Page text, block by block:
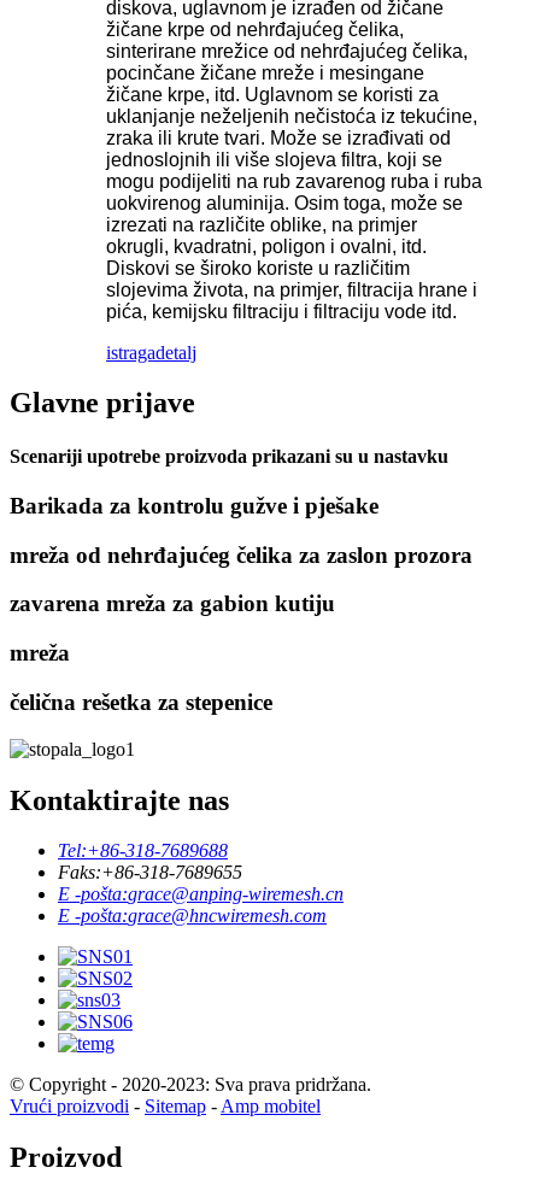
diskova, uglavnom je izrađen od žičane
žičane krpe od nehrđajućeg čelika,
sinterirane mrežice od nehrđajućeg čelika,
pocinčane žičane mreže i mesingane
žičane krpe, itd. Uglavnom se koristi za
uklanjanje neželjenih nečistoća iz tekućine,
zraka ili krute tvari. Može se izrađivati ​​od
jednoslojnih ili više slojeva filtra, koji se
mogu podijeliti na rub zavarenog ruba i ruba
uokvirenog aluminija. Osim toga, može se
izrezati na različite oblike, na primjer
okrugli, kvadratni, poligon i ovalni, itd.
Diskovi se široko koriste u različitim
slojevima života, na primjer, filtracija hrane i
pića, kemijsku filtraciju i filtraciju vode itd.
istragadetalj
Glavne prijave
Scenariji upotrebe proizvoda prikazani su u nastavku
Barikada za kontrolu gužve i pješake
mreža od nehrđajućeg čelika za zaslon prozora
zavarena mreža za gabion kutiju
mreža
čelična rešetka za stepenice
Kontaktirajte nas
Tel:+86-318-7689688
Faks:+86-318-7689655
E -pošta:grace@anping-wiremesh.cn
E -pošta:grace@hncwiremesh.com
© Copyright - 2020-2023: Sva prava pridržana.
Vrući proizvodi - Sitemap -Amp mobitel
Proizvod